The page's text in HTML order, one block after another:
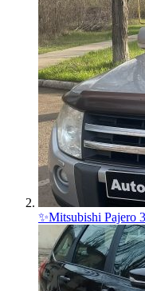
✨Mitsubishi Pajero